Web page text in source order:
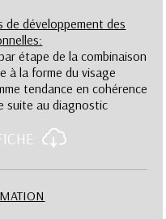
développement des
étape de la combinaison
à la forme du visage
tendance en cohérence
suite au diagnostic